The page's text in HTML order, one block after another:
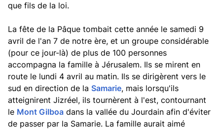
que fils de la loi.
La fête de la Pâque tombait cette année le samedi 9
avril de l'an 7 de notre ère, et un groupe considérable
(pour ce jour-là) de plus de 100 personnes
accompagna la famille à Jérusalem. Ils se mirent en
route le lundi 4 avril au matin. Ils se dirigèrent vers le
sud en direction de la Samarie, mais lorsqu'ils
atteignirent Jizréel, ils tournèrent à l'est, contournant
le Mont Gilboa dans la vallée du Jourdain afin d'éviter
de passer par la Samarie. La famille aurait aimé